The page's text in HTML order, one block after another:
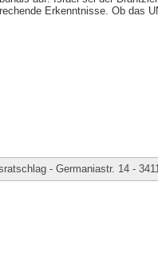
Erkenntnisse. Ob das
- Germaniastr. 14 -